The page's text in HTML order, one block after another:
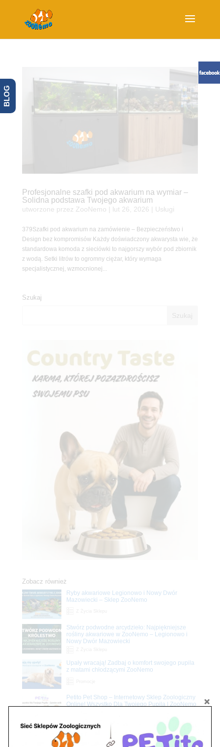
Profesjonalne szafki pod akwarium na wymiar –
Solidna podstawa Twojego akwarium
utworzone przez ZooNemo lut 26, 2026 Usługi
379Szafki pod akwarium na zamówienie – Bezpieczeństwo i
Design bez kompromisów Każdy doświadczony akwarysta wie, że
standardowa komoda z sieciówki to najgorszy wybór pod zbiornik
z wodą. Setki litrów to ogromny ciężar, który wymaga
specjalistycznej, wzmocnionej...
Szukaj
Zobacz również
Ryby akwariowe Legionowo i Nowy Dwór
Mazowiecki – Sklep ZooNemo
Stwórz podwodne arcydzieło: Najpiękniejsze
rośliny akwariowe w ZooNemo – Legionowo i
Nowy Dwór Mazowiecki
Upały wracają! Zadbaj o komfort swojego pupila
z matami chłodzącymi ZooNemo
Petito Pet Shop – Internetowy Sklep Zoologiczny
Online! Wszystko Dla Twojego Pupila | ZooNemo
BLOG